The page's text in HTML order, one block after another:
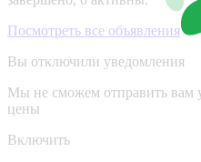
Посмотреть все объявления
Вы отключили уведомления
Мы не сможем отправить вам
цены
Включить